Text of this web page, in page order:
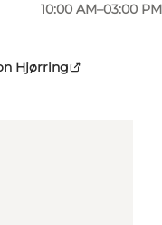
10:00 AM–03:00 PM
Hjørring